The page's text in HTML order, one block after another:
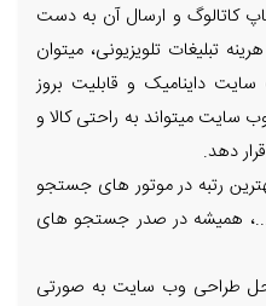
کاتالوگ و ارسال آن به دست
تبلیغات تلویزیونی، میتوان
داینامیک و قابلیت بروز
سایت میتواند به راحتی کالا و
دهد.
رتبه در موتور های جستجو
...، همیشه در صدر جستجو های
طراحی وب سایت به صورتی